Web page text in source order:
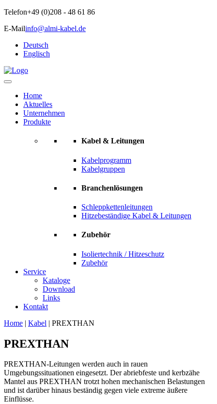
Telefon+49 (0)208 - 48 61 86
E-Mailinfo@almi-kabel.de
Deutsch
Englisch
Home
Aktuelles
Unternehmen
Produkte
Kabel & Leitungen
Kabelprogramm
Kabelgruppen
Branchenlösungen
Schleppkettenleitungen
Hitzebeständige Kabel & Leitungen
Zubehör
Isoliertechnik / Hitzeschutz
Zubehör
Service
Kataloge
Download
Links
Kontakt
Home | Kabel | PREXTHAN
PREXTHAN
PREXTHAN-Leitungen werden auch in rauen
Umgebungssituationen eingesetzt. Der abriebfeste und kerbzähe
Mantel aus PREXTHAN trotzt hohen mechanischen Belastungen
und ist darüber hinaus beständig gegen viele extreme äußere
Einflüsse.